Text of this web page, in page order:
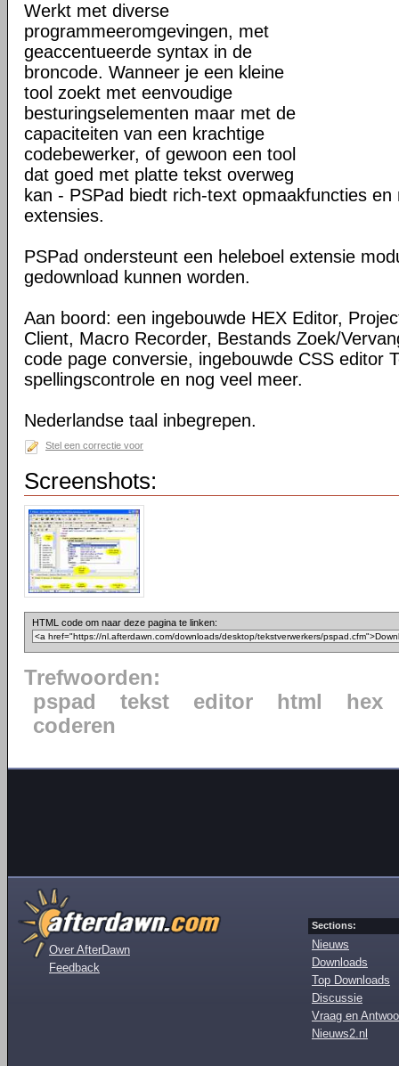
Werkt met diverse
programmeeromgevingen, met
geaccentueerde syntax in de
broncode. Wanneer je een kleine
tool zoekt met eenvoudige
besturingselementen maar met de
capaciteiten van een krachtige
codebewerker, of gewoon een tool
dat goed met platte tekst overweg
kan - PSPad biedt rich-text opmaakfuncties en
extensies.
PSPad ondersteunt een heleboel extensie
gedownload kunnen worden.
Aan boord: een ingebouwde HEX Editor,
Client, Macro Recorder, Bestands Zoek/
code page conversie, ingebouwde CSS editor
spellingscontrole en nog veel meer.
Nederlandse taal inbegrepen.
Stel een correctie voor
Screenshots:
HTML code om naar deze pagina te linken:
Trefwoorden:
pspad
tekst editor html
hex
coderen
Over AfterDawn
Feedback
Sections:
Nieuws
Downloads
Top Downloads
Discussie
Vraag en
Nieuws2.nl